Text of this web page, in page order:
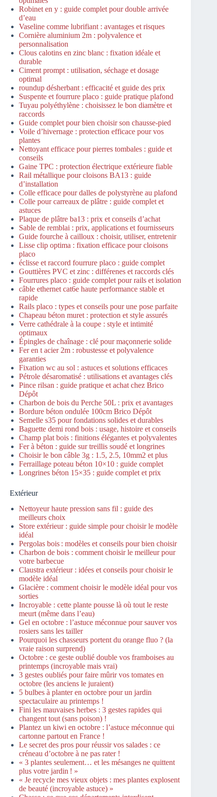
Robinet en y : guide complet pour double arrivée
d’eau
Vaseline comme lubrifiant : avantages et risques
Cornière aluminium 2m : polyvalence et
personnalisation
Clous calotins en zinc blanc : fixation idéale et
durable
Ciment prompt : utilisation, séchage et dosage
optimal
roundup désherbant : efficacité et guide des prix
Suspente et fourrure placo : guide pratique plafond
Tuyau polyéthylène : choisissez le bon diamètre et
raccords
Guide complet pour bien choisir son chausse-pied
Voile d’hivernage : protection efficace pour vos
plantes
Nettoyant efficace pour pierres tombales : guide et
conseils
Gaine TPC : protection électrique extérieure fiable
Rail métallique pour cloisons BA13 : guide
d’installation
Colle efficace pour dalles de polystyrène au plafond
Colle pour carreaux de plâtre : guide complet et
astuces
Plaque de plâtre ba13 : prix et conseils d’achat
Sable de remblai : prix, applications et fournisseurs
Guide fourche à cailloux : choisir, utiliser, entretenir
Lisse clip optima : fixation efficace pour cloisons
placo
éclisse et raccord fourrure placo : guide complet
Gouttières PVC et zinc : différenes et raccords clés
Fourrures placo : guide complet pour rails et isolation
câble ethernet cat6e haute performance stable et
rapide
Rails placo : types et conseils pour une pose parfaite
Chapeau béton muret : protection et style assurés
Verre cathédrale à la coupe : style et intimité
optimaux
Épingles de chaînage : clé pour maçonnerie solide
Fer en t acier 2m : robustesse et polyvalence
garanties
Fixation wc au sol : astuces et solutions efficaces
Pétrole désaromatisé : utilisations et avantages clés
Pince rilsan : guide pratique et achat chez Brico
Dépôt
Charbon de bois du Perche 50L : prix et avantages
Bordure béton ondulée 100cm Brico Dépôt
Semelle s35 pour fondations solides et durables
Baguette demi rond bois : usage, histoire et conseils
Champ plat bois : finitions élégantes et polyvalentes
Fer à béton : guide sur treillis soudé et longrines
Choisir le bon câble 3g : 1.5, 2.5, 10mm2 et plus
Ferraillage poteau béton 10×10 : guide complet
Longrines béton 15×35 : guide complet et prix
Extérieur
Nettoyeur haute pression sans fil : guide des
meilleurs choix
Store extérieur : guide simple pour choisir le modèle
idéal
Pergolas bois : modèles et conseils pour bien choisir
Charbon de bois : comment choisir le meilleur pour
votre barbecue
Claustra extérieur : idées et conseils pour choisir le
modèle idéal
Glacière : comment choisir le modèle idéal pour vos
sorties
Incroyable : cette plante pousse là où tout le reste
meurt (même dans l’eau)
Gel en octobre : l’astuce méconnue pour sauver vos
rosiers sans les tailler
Pourquoi les chasseurs portent du orange fluo ? (la
vraie raison surprend)
Octobre : ce geste oublié double vos framboises au
printemps (incroyable mais vrai)
3 gestes oubliés pour faire mûrir vos tomates en
octobre (les anciens le juraient)
5 bulbes à planter en octobre pour un jardin
spectaculaire au printemps !
Fini les mauvaises herbes : 3 gestes rapides qui
changent tout (sans poison) !
Plantez un kiwi en octobre : l’astuce méconnue qui
cartonne partout en France !
Le secret des pros pour réussir vos salades : ce
créneau d’octobre à ne pas rater !
« 3 plantes seulement… et les mésanges ne quittent
plus votre jardin ! »
« Je recycle mes vieux objets : mes plantes explosent
de beauté (incroyable astuce) »